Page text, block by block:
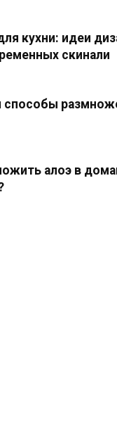
кухни: идеи
скинали
способы
алоэ в